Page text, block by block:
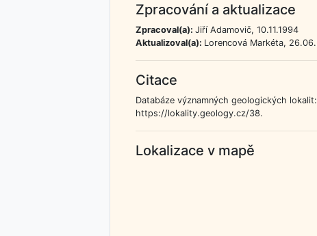
Zpracování a aktualizace
Zpracoval(a): Jiří Adamovič, 10.11.1994
Aktualizoval(a): Lorencová Markéta,
Citace
Databáze významných geologických
https://lokality.geology.cz/38.
Lokalizace v mapě